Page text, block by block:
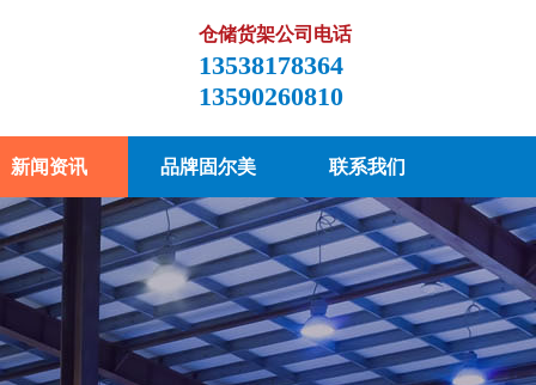
仓储货架公司电话
13538178364
13590260810
新闻资讯 品牌固尔美 联系我们